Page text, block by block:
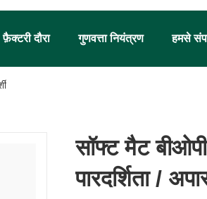
फ़ैक्टरी दौरा गुणवत्ता नियंत्रण हमसे
सॉफ्ट मैट
पारदर्शिता /
सॉफ्ट मैट
पारदर्शिता /